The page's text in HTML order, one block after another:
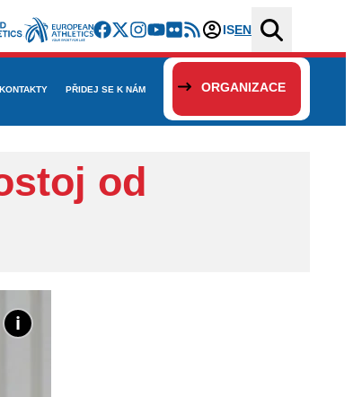
ISEN
KONTAKTY PŘIDEJ SE K NÁM ORGANIZACE
od